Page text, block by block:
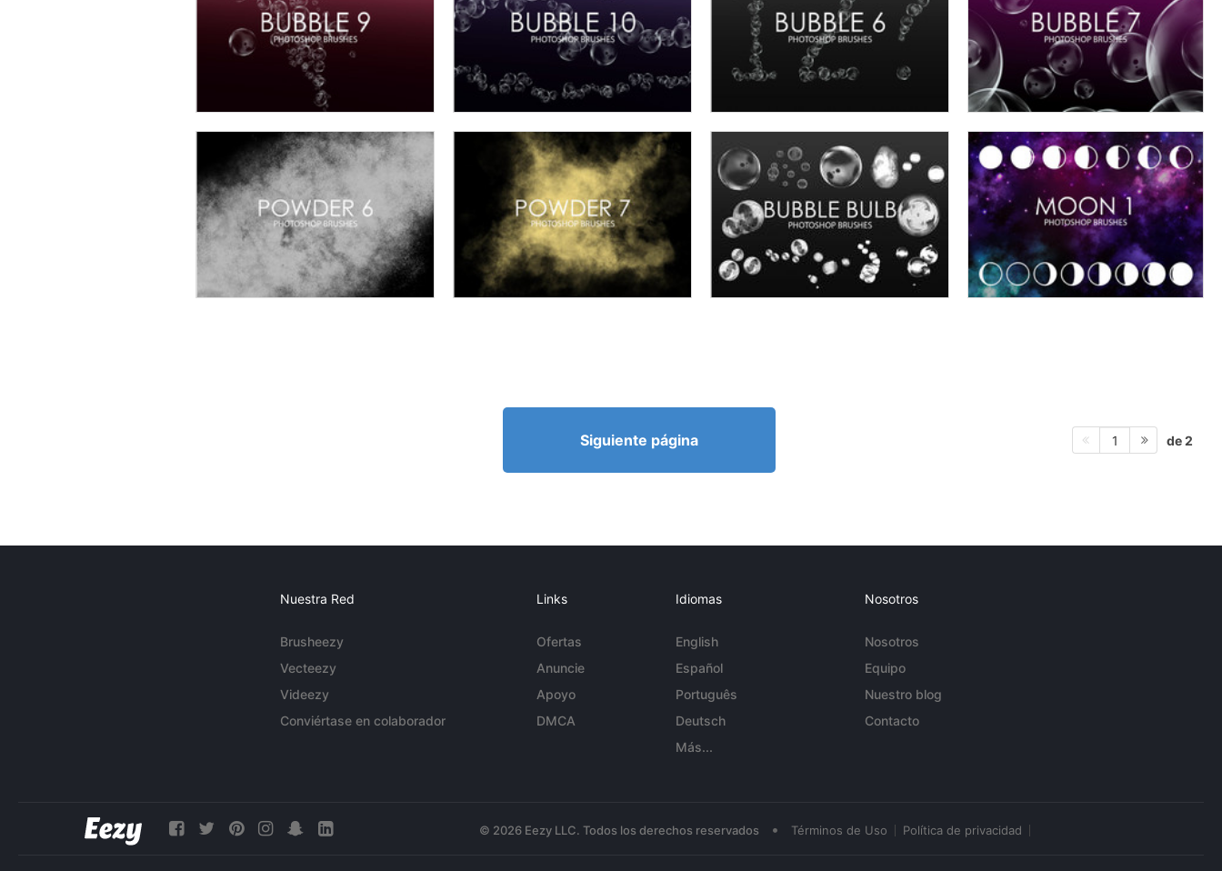
Siguiente página 1 de 2
Nuestra Red
Brusheezy
Vecteezy
Videezy
Conviértase en colaborador
Links
Ofertas
Anuncie
Apoyo
DMCA
Idiomas
English
Español
Português
Deutsch
Más...
Nosotros
Nosotros
Equipo
Nuestro blog
Contacto
© 2026 Eezy LLC. Todos los derechos reservados • Términos de Uso Política de privacidad